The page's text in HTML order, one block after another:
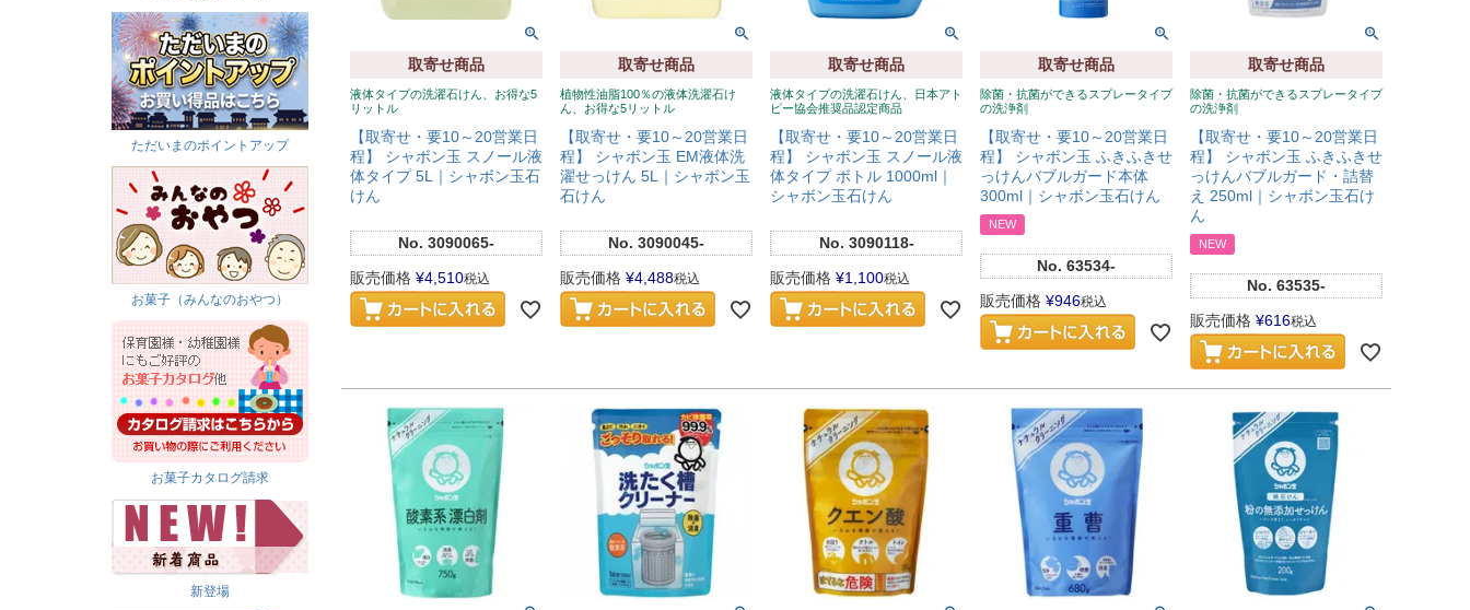
ただいまのポイントアップ
お菓子（みんなのおやつ）
お菓子カタログ請求
新登場
取寄せ商品
液体タイプの洗濯石けん、お得な5
リットル
【取寄せ・要10～20営業日
程】 シャボン玉 スノール液
体タイプ 5L｜シャボン玉石
けん
No. 3090065-
販売価格 ¥4,510税込
取寄せ商品
植物性油脂100％の液体洗濯石け
ん、お得な5リットル
【取寄せ・要10～20営業日
程】 シャボン玉 EM液体洗
濯せっけん 5L｜シャボン玉
石けん
No. 3090045-
販売価格 ¥4,488税込
取寄せ商品
液体タイプの洗濯石けん、日本アト
ピー協会推奨品認定商品
【取寄せ・要10～20営業日
程】 シャボン玉 スノール液
体タイプ ボトル 1000ml｜
シャボン玉石けん
No. 3090118-
販売価格 ¥1,100税込
取寄せ商品
除菌・抗菌ができるスプレータイプ
の洗浄剤
【取寄せ・要10～20営業日
程】 シャボン玉 ふきふきせ
っけんバブルガード本体
300ml｜シャボン玉石けん
NEW
No. 63534-
販売価格 ¥946税込
取寄せ商品
除菌・抗菌ができるスプレータイプ
の洗浄剤
【取寄せ・要10～20営業日
程】 シャボン玉 ふきふきせ
っけんバブルガード・詰替
え 250ml｜シャボン玉石け
ん
NEW
No. 63535-
販売価格 ¥616税込